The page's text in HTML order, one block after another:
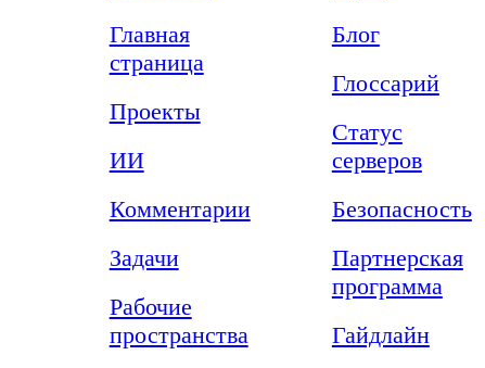
Главная
страница
Проекты
ИИ
Комментарии
Задачи
Рабочие
пространства
Блог
Глоссарий
Статус
серверов
Безопасность
Партнерская
программа
Гайдлайн